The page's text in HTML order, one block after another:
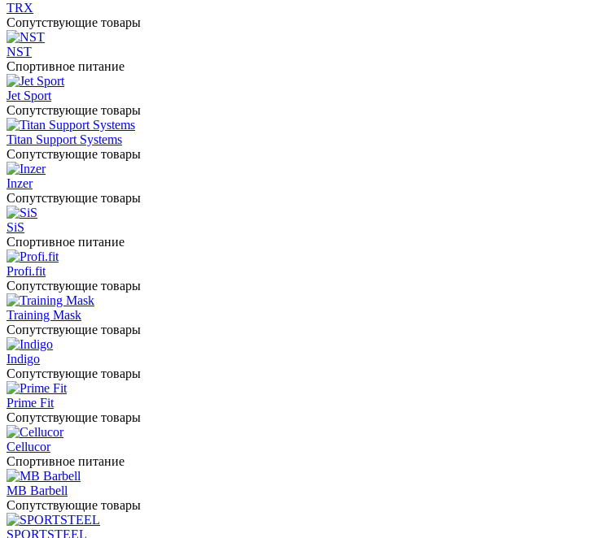
TRX
Сопутствующие товары
NST
Спортивное питание
Jet Sport
Сопутствующие товары
Titan Support Systems
Сопутствующие товары
Inzer
Сопутствующие товары
SiS
Спортивное питание
Profi.fit
Сопутствующие товары
Training Mask
Сопутствующие товары
Indigo
Сопутствующие товары
Prime Fit
Сопутствующие товары
Cellucor
Спортивное питание
MB Barbell
Сопутствующие товары
SPORTSTEEL